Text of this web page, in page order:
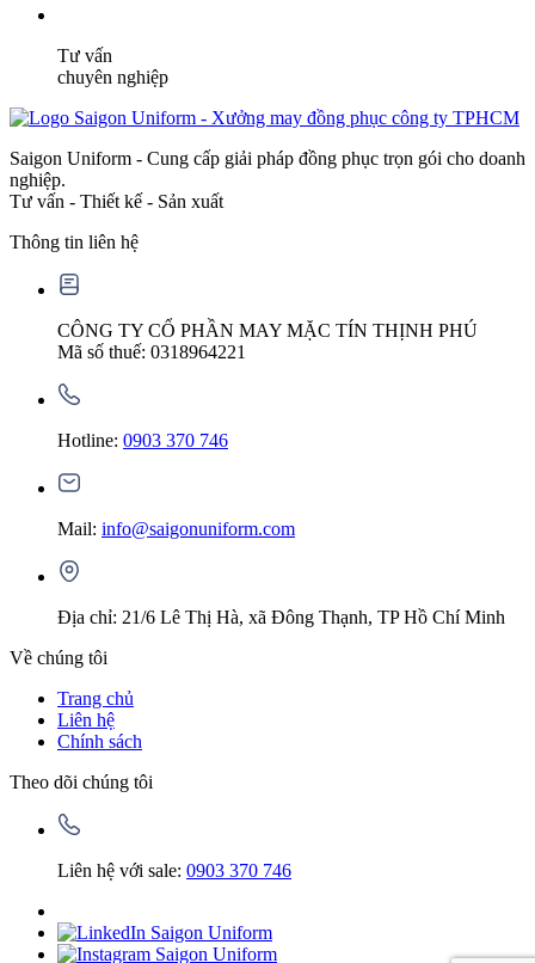
Tư vấn
chuyên nghiệp
Saigon Uniform - Cung cấp giải pháp đồng phục trọn gói cho doanh
nghiệp.
Tư vấn - Thiết kế - Sản xuất
Thông tin liên hệ
CÔNG TY CỔ PHẦN MAY MẶC TÍN THỊNH PHÚ
Mã số thuế: 0318964221
Hotline: 0903 370 746
Mail: info@saigonuniform.com
Địa chỉ: 21/6 Lê Thị Hà, xã Đông Thạnh, TP Hồ Chí Minh
Về chúng tôi
Trang chủ
Liên hệ
Chính sách
Theo dõi chúng tôi
Liên hệ với sale: 0903 370 746